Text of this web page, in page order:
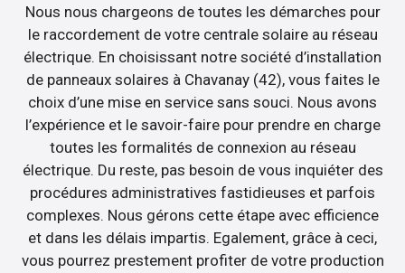
Nous nous chargeons de toutes les démarches pour
le raccordement de votre centrale solaire au réseau
électrique. En choisissant notre société d’installation
de panneaux solaires à Chavanay (42), vous faites le
choix d’une mise en service sans souci. Nous avons
l’expérience et le savoir-faire pour prendre en charge
toutes les formalités de connexion au réseau
électrique. Du reste, pas besoin de vous inquiéter des
procédures administratives fastidieuses et parfois
complexes. Nous gérons cette étape avec efficience
et dans les délais impartis. Egalement, grâce à ceci,
vous pourrez prestement profiter de votre production